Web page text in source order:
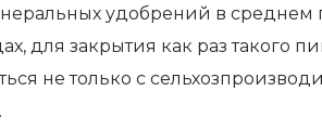
удобрений в
для закрытия как раз такого
не только с